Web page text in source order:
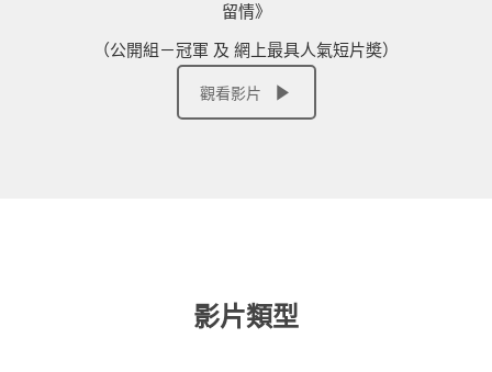
留情》
（公開組－冠軍 及 網上最具人氣短片奬）
觀看影片
影片類型